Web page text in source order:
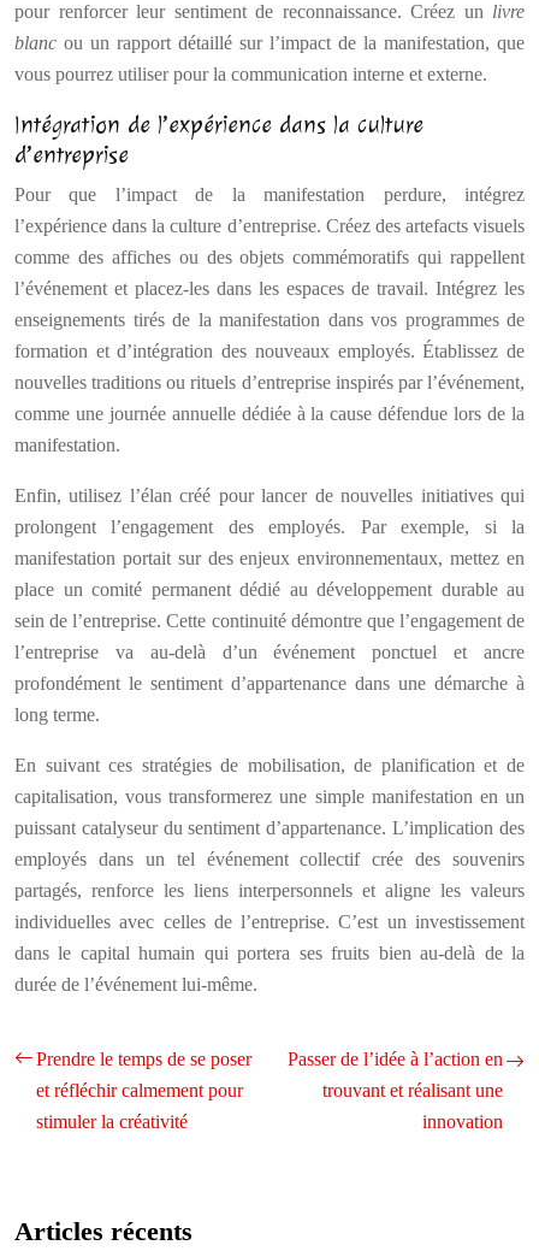
pour renforcer leur sentiment de reconnaissance. Créez un livre
blanc ou un rapport détaillé sur l’impact de la manifestation, que
vous pourrez utiliser pour la communication interne et externe.
Intégration de l’expérience dans la culture
d’entreprise
Pour que l’impact de la manifestation perdure, intégrez
l’expérience dans la culture d’entreprise. Créez des artefacts visuels
comme des affiches ou des objets commémoratifs qui rappellent
l’événement et placez-les dans les espaces de travail. Intégrez les
enseignements tirés de la manifestation dans vos programmes de
formation et d’intégration des nouveaux employés. Établissez de
nouvelles traditions ou rituels d’entreprise inspirés par l’événement,
comme une journée annuelle dédiée à la cause défendue lors de la
manifestation.
Enfin, utilisez l’élan créé pour lancer de nouvelles initiatives qui
prolongent l’engagement des employés. Par exemple, si la
manifestation portait sur des enjeux environnementaux, mettez en
place un comité permanent dédié au développement durable au
sein de l’entreprise. Cette continuité démontre que l’engagement de
l’entreprise va au-delà d’un événement ponctuel et ancre
profondément le sentiment d’appartenance dans une démarche à
long terme.
En suivant ces stratégies de mobilisation, de planification et de
capitalisation, vous transformerez une simple manifestation en un
puissant catalyseur du sentiment d’appartenance. L’implication des
employés dans un tel événement collectif crée des souvenirs
partagés, renforce les liens interpersonnels et aligne les valeurs
individuelles avec celles de l’entreprise. C’est un investissement
dans le capital humain qui portera ses fruits bien au-delà de la
durée de l’événement lui-même.
Prendre le temps de se poser
et réfléchir calmement pour
stimuler la créativité
Passer de l’idée à l’action en
trouvant et réalisant une
innovation
Articles récents